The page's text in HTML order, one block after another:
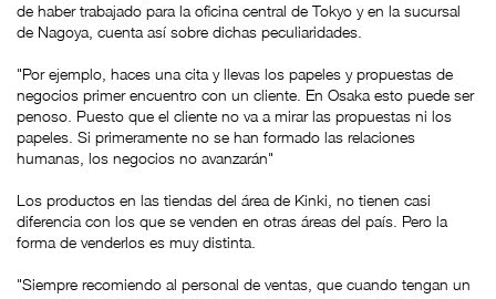
de haber trabajado para la oficina central de Tokyo y en la sucursal
de Nagoya, cuenta así sobre dichas peculiaridades.
"Por ejemplo, haces una cita y llevas los papeles y propuestas de
negocios primer encuentro con un cliente. En Osaka esto puede ser
penoso. Puesto que el cliente no va a mirar las propuestas ni los
papeles. Si primeramente no se han formado las relaciones
humanas, los negocios no avanzarán"
Los productos en las tiendas del área de Kinki, no tienen casi
diferencia con los que se venden en otras áreas del país. Pero la
forma de venderlos es muy distinta.
"Siempre recomiendo al personal de ventas, que cuando tengan un